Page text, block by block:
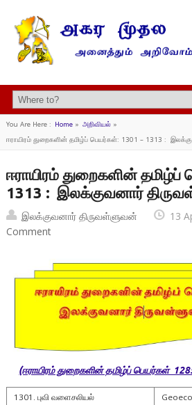
You Are Here : Home» அறிவியல்»
ஈராயிரம் துறைகளின் தமிழ்ப் பெயர்கள்: 1301 – 1313 :
ஈராயிரம் துறைகளின் தமிழ்ப்
1313 : இலக்குவனார்
இலக்குவனார் திருவள்ளுவன் 13
Comment
(ஈராயிரம் துறைகளின் தமிழ்ப் பெயர்கள்
1301. புவி வளைசலியல்